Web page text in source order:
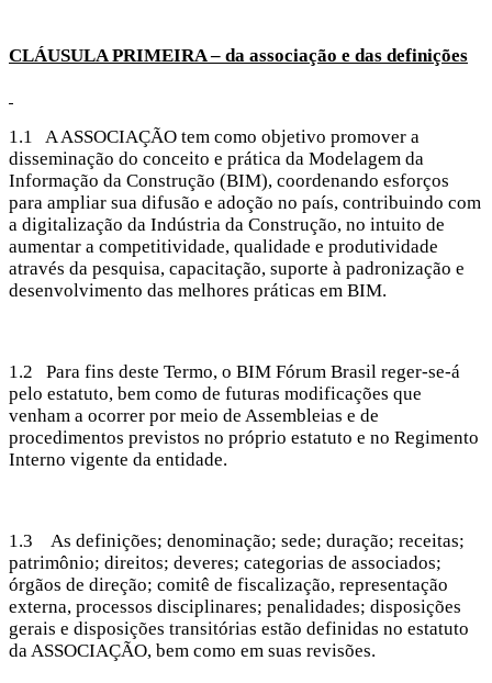
CLÁUSULA PRIMEIRA – da associação e das definições
1.1 A ASSOCIAÇÃO tem como objetivo promover a
disseminação do conceito e prática da Modelagem da
Informação da Construção (BIM), coordenando esforços
para ampliar sua difusão e adoção no país, contribuindo com
a digitalização da Indústria da Construção, no intuito de
aumentar a competitividade, qualidade e produtividade
através da pesquisa, capacitação, suporte à padronização e
desenvolvimento das melhores práticas em BIM.
1.2 Para fins deste Termo, o BIM Fórum Brasil reger-se-á
pelo estatuto, bem como de futuras modificações que
venham a ocorrer por meio de Assembleias e de
procedimentos previstos no próprio estatuto e no Regimento
Interno vigente da entidade.
1.3 As definições; denominação; sede; duração; receitas;
patrimônio; direitos; deveres; categorias de associados;
órgãos de direção; comitê de fiscalização, representação
externa, processos disciplinares; penalidades; disposições
gerais e disposições transitórias estão definidas no estatuto
da ASSOCIAÇÃO, bem como em suas revisões.